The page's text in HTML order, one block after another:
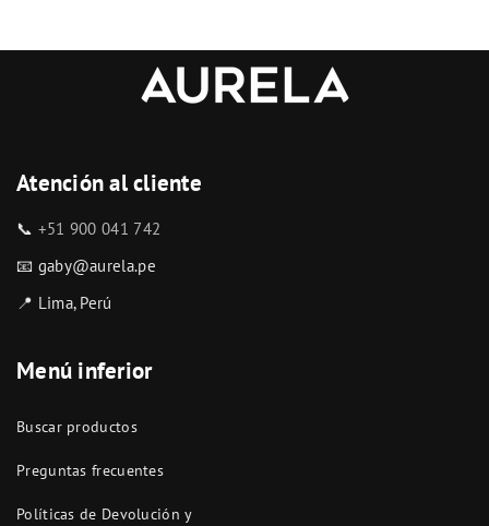
Atención al cliente
📞 +51 900 041 742
📧 gaby@aurela.pe
📍 Lima, Perú
Menú inferior
Buscar productos
Preguntas frecuentes
Políticas de Devolución y